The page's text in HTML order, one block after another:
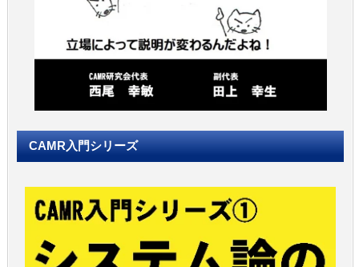
CAMR入門シリーズ